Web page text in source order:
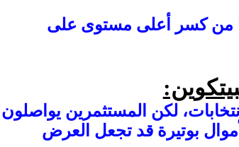
جدًا من كسر أعلى مستوى على
لكن المستثمرين يواصلون
بوتيرة قد تجعل العرض